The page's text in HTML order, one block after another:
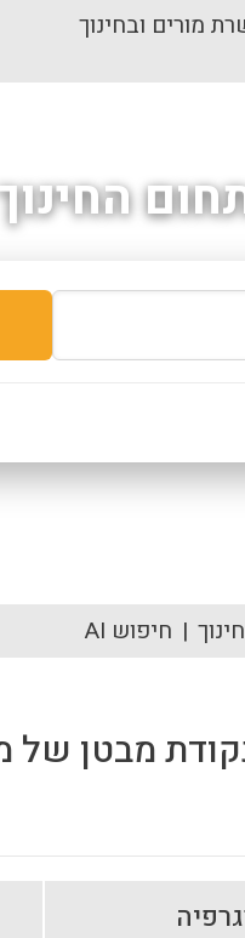
מורים ובחינוך
חיפוש AI
מבטן של